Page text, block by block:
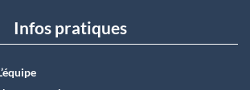
Infos pratiques